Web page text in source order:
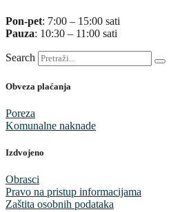
Pon-pet: 7:00 – 15:00 sati
Pauza: 10:30 – 11:00 sati
Search
Obveza plaćanja
Poreza
Komunalne naknade
Izdvojeno
Obrasci
Pravo na pristup informacijama
Zaštita osobnih podataka